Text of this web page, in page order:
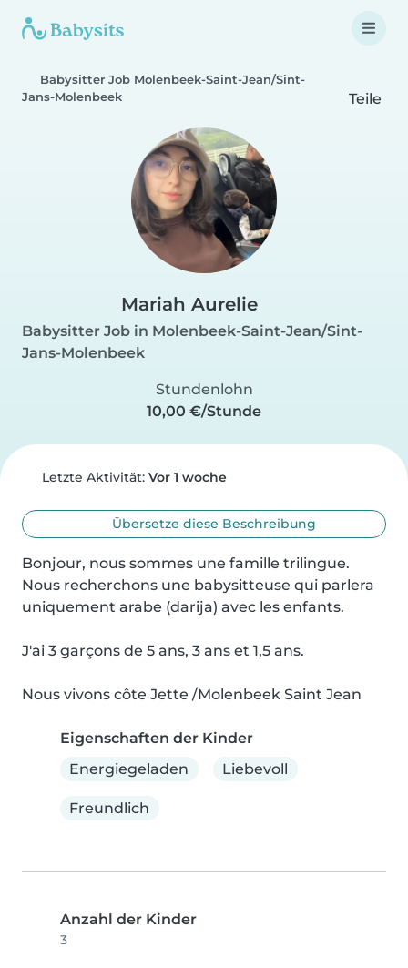
Babysitter Job Molenbeek-Saint-Jean/Sint-
Jans-Molenbeek
Teile
Mariah Aurelie
Babysitter Job in Molenbeek-Saint-Jean/Sint-
Jans-Molenbeek
Stundenlohn
10,00 €/Stunde
Letzte Aktivität: Vor 1 woche
Übersetze diese Beschreibung
Bonjour, nous sommes une famille trilingue.
Nous recherchons une babysitteuse qui parlera
uniquement arabe (darija) avec les enfants.
J'ai 3 garçons de 5 ans, 3 ans et 1,5 ans.
Nous vivons côte Jette /Molenbeek Saint Jean
Eigenschaften der Kinder
Energiegeladen
Liebevoll
Freundlich
Anzahl der Kinder
3